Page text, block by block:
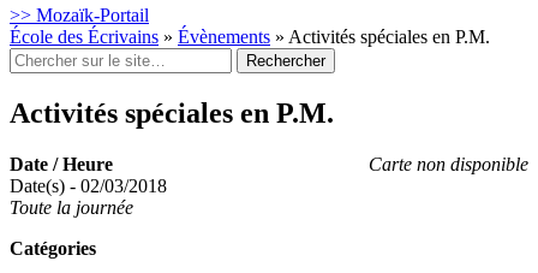
>> Mozaïk-Portail
École des Écrivains » Évènements » Activités spéciales en P.M.
Rechercher
:
Activités spéciales en P.M.
Carte non disponible
Date / Heure
Date(s) - 02/03/2018
Toute la journée
Catégories